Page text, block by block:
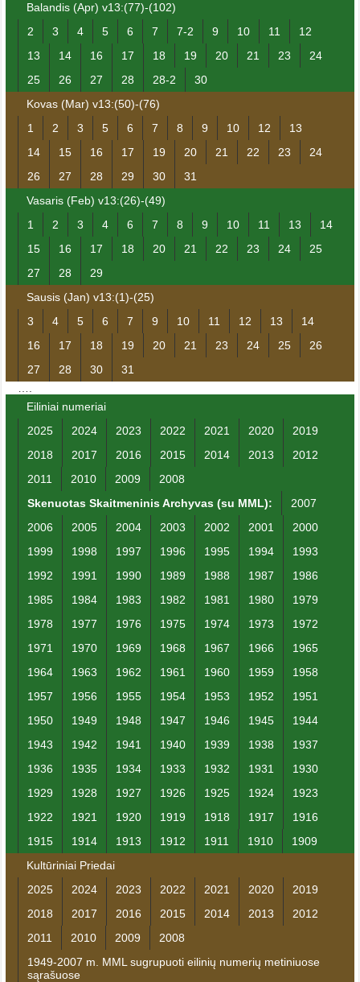
Balandis (Apr) v13:(77)-(102)
2
3 4 5 6 7 7-2 9 10 11
12
13
14 16 17 18 19 20 21 23
24
25
26 27 28 28-2
30
Kovas (Mar) v13:(50)-(76)
1
2 3 5 6 7 8 9 10 12
13
14
15 16 17 19 20 21 22 23
24
26
27 28 29 30
31
Vasaris (Feb) v13:(26)-(49)
1
2 3 4 6 7 8 9 10 11 13
14
15
16 17 18 20 21 22 23 24
25
27
28
29
Sausis (Jan) v13:(1)-(25)
3
4 5 6 7 9 10 11 12 13
14
16
17 18 19 20 21 23 24 25
26
27
28 30
31
Eiliniai numeriai
2025
2024 2023 2022 2021 2020
2019
2018
2017 2016 2015 2014 2013
2012
2011
2010 2009
2008
Skenuotas Skaitmeninis Archyvas (su MML):
2007
2006
2005 2004 2003 2002 2001
2000
1999
1998 1997 1996 1995 1994
1993
1992
1991 1990 1989 1988 1987
1986
1985
1984 1983 1982 1981 1980
1979
1978
1977 1976 1975 1974 1973
1972
1971
1970 1969 1968 1967 1966
1965
1964
1963 1962 1961 1960 1959
1958
1957
1956 1955 1954 1953 1952
1951
1950
1949 1948 1947 1946 1945
1944
1943
1942 1941 1940 1939 1938
1937
1936
1935 1934 1933 1932 1931
1930
1929
1928 1927 1926 1925 1924
1923
1922
1921 1920 1919 1918 1917
1916
1915
1914 1913 1912 1911 1910
1909
Kultūriniai Priedai
2025
2024 2023 2022 2021 2020
2019
2018
2017 2016 2015 2014 2013
2012
2011
2010 2009
2008
1949-2007 m. MML sugrupuoti eilinių numerių metiniuose
sąrašuose